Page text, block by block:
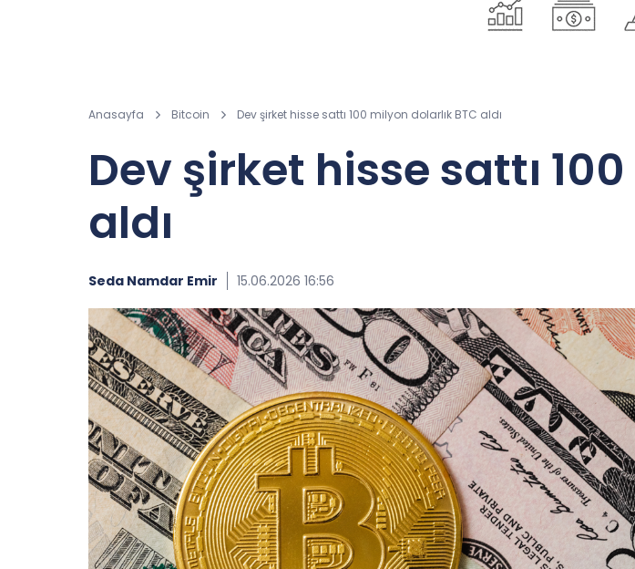
Anasayfa Bitcoin Dev şirket hisse sattı 100 milyon dolarlık BTC aldı
Dev şirket hisse sattı
aldı
Seda Namdar Emir 15.06.2026 16:56